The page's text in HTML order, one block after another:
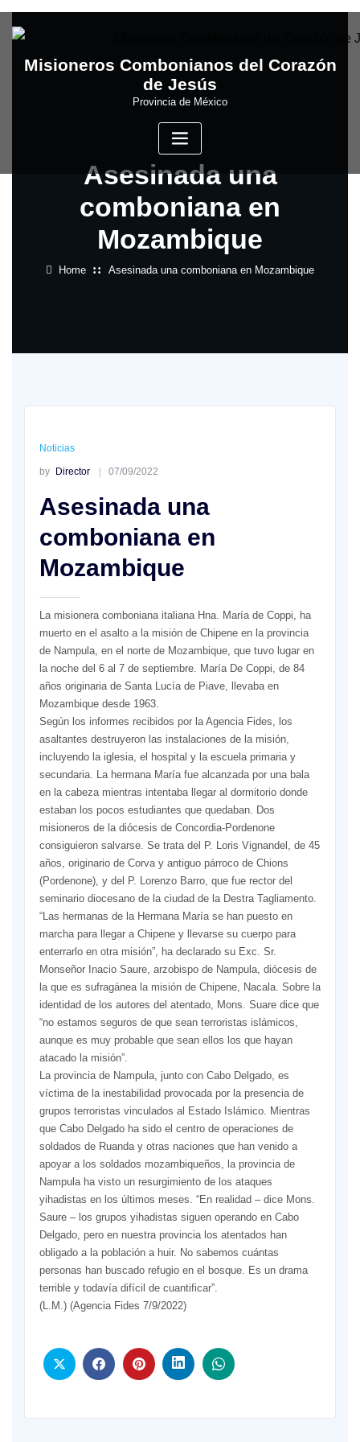
to
Misioneros Combonianos del Corazón
de Jesús
Provincia de México
Asesinada una
comboniana en
Mozambique
Home Asesinada una comboniana en Mozambique
Noticias
by Director 07/09/2022
Asesinada una
comboniana en
Mozambique
La misionera comboniana italiana Hna. María de Coppi, ha
muerto en el asalto a la misión de Chipene en la provincia
de Nampula, en el norte de Mozambique, que tuvo lugar en
la noche del 6 al 7 de septiembre. María De Coppi, de 84
años originaria de Santa Lucía de Piave, llevaba en
Mozambique desde 1963.
Según los informes recibidos por la Agencia Fides, los
asaltantes destruyeron las instalaciones de la misión,
incluyendo la iglesia, el hospital y la escuela primaria y
secundaria. La hermana María fue alcanzada por una bala
en la cabeza mientras intentaba llegar al dormitorio donde
estaban los pocos estudiantes que quedaban. Dos
misioneros de la diócesis de Concordia-Pordenone
consiguieron salvarse. Se trata del P. Loris Vignandel, de 45
años, originario de Corva y antiguo párroco de Chions
(Pordenone), y del P. Lorenzo Barro, que fue rector del
seminario diocesano de la ciudad de la Destra Tagliamento.
“Las hermanas de la Hermana María se han puesto en
marcha para llegar a Chipene y llevarse su cuerpo para
enterrarlo en otra misión”, ha declarado su Exc. Sr.
Monseñor Inacio Saure, arzobispo de Nampula, diócesis de
la que es sufragánea la misión de Chipene, Nacala. Sobre la
identidad de los autores del atentado, Mons. Suare dice que
“no estamos seguros de que sean terroristas islámicos,
aunque es muy probable que sean ellos los que hayan
atacado la misión”.
La provincia de Nampula, junto con Cabo Delgado, es
víctima de la inestabilidad provocada por la presencia de
grupos terroristas vinculados al Estado Islámico. Mientras
que Cabo Delgado ha sido el centro de operaciones de
soldados de Ruanda y otras naciones que han venido a
apoyar a los soldados mozambiqueños, la provincia de
Nampula ha visto un resurgimiento de los ataques
yihadistas en los últimos meses. “En realidad – dice Mons.
Saure – los grupos yihadistas siguen operando en Cabo
Delgado, pero en nuestra provincia los atentados han
obligado a la población a huir. No sabemos cuántas
personas han buscado refugio en el bosque. Es un drama
terrible y todavía difícil de cuantificar”.
(L.M.) (Agencia Fides 7/9/2022)